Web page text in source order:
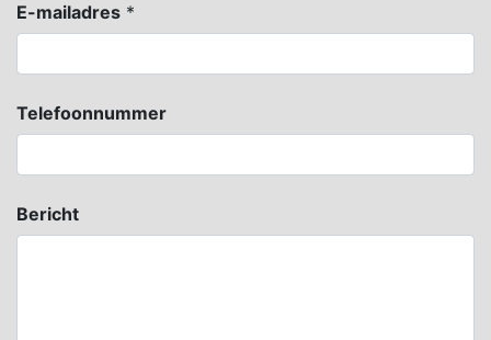
E-mailadres *
Telefoonnummer
Bericht